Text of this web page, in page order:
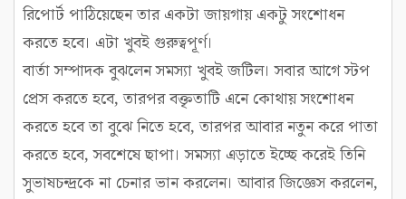
রিপোর্ট পাঠিয়েছেন তার একটা জায়গায় একটু সংশোধন
করতে হবে। এটা খুবই গুরুত্বপূর্ণ।
বার্তা সম্পাদক বুঝলেন সমস্যা খুবই জটিল। সবার আগে স্টপ
প্রেস করতে হবে, তারপর বক্তৃতাটি এনে কোথায় সংশোধন
করতে হবে তা বুঝে নিতে হবে, তারপর আবার নতুন করে পাতা
করতে হবে, সবশেষে ছাপা। সমস্যা এড়াতে ইচ্ছে করেই তিনি
সুভাষচন্দ্রকে না চেনার ভান করলেন। আবার জিজ্ঞেস করলেন,